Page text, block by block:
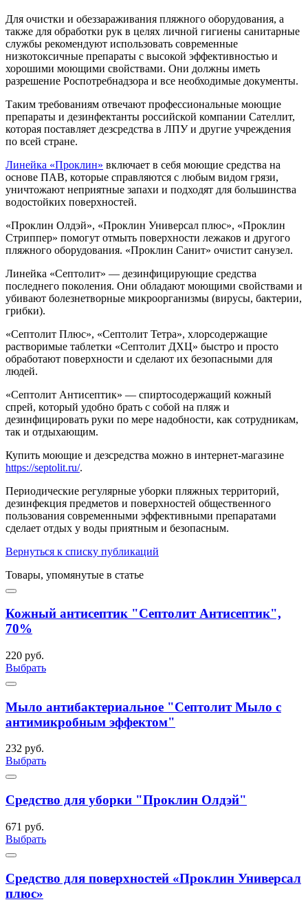
Для очистки и обеззараживания пляжного оборудования, а
также для обработки рук в целях личной гигиены санитарные
службы рекомендуют использовать современные
низкотоксичные препараты с высокой эффективностью и
хорошими моющими свойствами. Они должны иметь
разрешение Роспотребнадзора и все необходимые документы.
Таким требованиям отвечают профессиональные моющие
препараты и дезинфектанты российской компании Сателлит,
которая поставляет дезсредства в ЛПУ и другие учреждения
по всей стране.
Линейка «Проклин» включает в себя моющие средства на
основе ПАВ, которые справляются с любым видом грязи,
уничтожают неприятные запахи и подходят для большинства
водостойких поверхностей.
«Проклин Олдэй», «Проклин Универсал плюс», «Проклин
Стриппер» помогут отмыть поверхности лежаков и другого
пляжного оборудования. «Проклин Санит» очистит санузел.
Линейка «Септолит» — дезинфицирующие средства
последнего поколения. Они обладают моющими свойствами и
убивают болезнетворные микроорганизмы (вирусы, бактерии,
грибки).
«Септолит Плюс», «Септолит Тетра», хлорсодержащие
растворимые таблетки «Септолит ДХЦ» быстро и просто
обработают поверхности и сделают их безопасными для
людей.
«Септолит Антисептик» — спиртосодержащий кожный
спрей, который удобно брать с собой на пляж и
дезинфицировать руки по мере надобности, как сотрудникам,
так и отдыхающим.
Купить моющие и дезсредства можно в интернет-магазине
https://septolit.ru/.
Периодические регулярные уборки пляжных территорий,
дезинфекция предметов и поверхностей общественного
пользования современными эффективными препаратами
сделает отдых у воды приятным и безопасным.
Вернуться к списку публикаций
Товары, упомянутые в статье
Кожный антисептик "Септолит Антисептик",
70%
220 руб.
Выбрать
Мыло антибактериальное "Септолит Мыло с
антимикробным эффектом"
232 руб.
Выбрать
Средство для уборки "Проклин Олдэй"
671 руб.
Выбрать
Средство для поверхностей «Проклин Универсал
плюс»